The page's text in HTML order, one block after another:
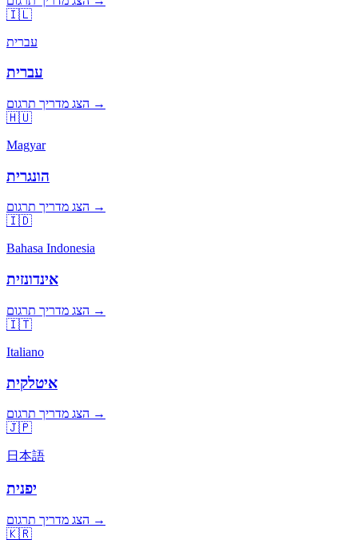
🇮🇱
עברית
עברית
הצג מדריך תרגום →
🇭🇺
Magyar
הונגרית
הצג מדריך תרגום →
🇮🇩
Bahasa Indonesia
אינדונזית
הצג מדריך תרגום →
🇮🇹
Italiano
איטלקית
הצג מדריך תרגום →
🇯🇵
日本語
יפנית
הצג מדריך תרגום →
🇰🇷